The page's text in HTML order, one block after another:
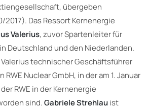
übergeben
2017). Das Ressort Kernenergie
Valerius, zuvor Spartenleiter für
Deutschland und den Niederlanden.
technischer Geschäftsführer
Nuclear GmbH, in der am 1. Januar
RWE in der Kernenergie
sind.Gabriele Strehlauist